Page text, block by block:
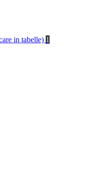
in tabelle) 1